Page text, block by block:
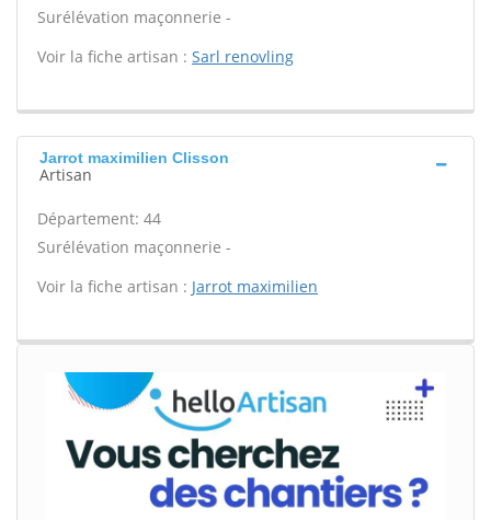
Surélévation maçonnerie -
Voir la fiche artisan : Sarl renovling
Jarrot maximilien Clisson
Artisan
Département: 44
Surélévation maçonnerie -
Voir la fiche artisan : Jarrot maximilien